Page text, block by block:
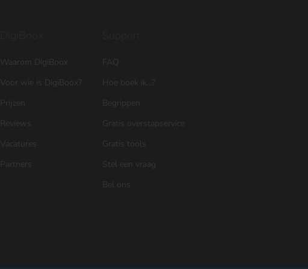
Waarom DigiBoox
Voor wie is DigiBoox?
Prijzen
Reviews
Vacatures
Partners
FAQ
Hoe boek ik...?
Begrippen
Gratis overstapservice
Gratis tools
Stel een vraag
Bel ons